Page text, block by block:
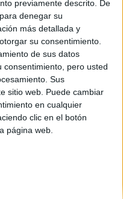
previamente descrito. De
denegar su
más detallada y
su consentimiento.
de sus datos
pero usted
Sus
sitio web. Puede cambiar
en cualquier
clic en el botón
página web.